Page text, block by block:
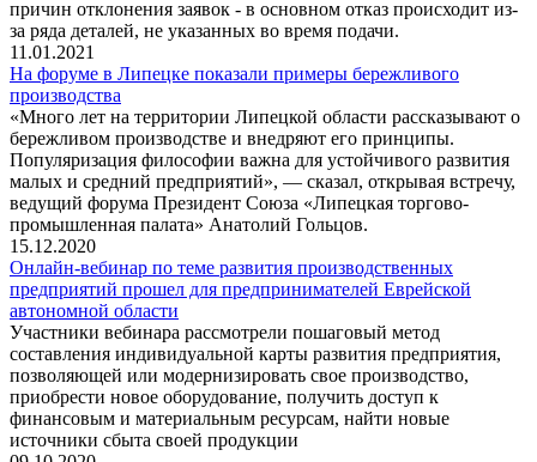
причин отклонения заявок - в основном отказ происходит из-
за ряда деталей, не указанных во время подачи.
11.01.2021
На форуме в Липецке показали примеры бережливого
производства
«Много лет на территории Липецкой области рассказывают о
бережливом производстве и внедряют его принципы.
Популяризация философии важна для устойчивого развития
малых и средний предприятий», — сказал, открывая встречу,
ведущий форума Президент Союза «Липецкая торгово-
промышленная палата» Анатолий Гольцов.
15.12.2020
Онлайн-вебинар по теме развития производственных
предприятий прошел для предпринимателей Еврейской
автономной области
Участники вебинара рассмотрели пошаговый метод
составления индивидуальной карты развития предприятия,
позволяющей или модернизировать свое производство,
приобрести новое оборудование, получить доступ к
финансовым и материальным ресурсам, найти новые
источники сбыта своей продукции